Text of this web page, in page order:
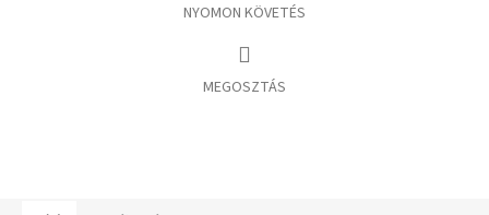
NYOMON KÖVETÉS
MEGOSZTÁS